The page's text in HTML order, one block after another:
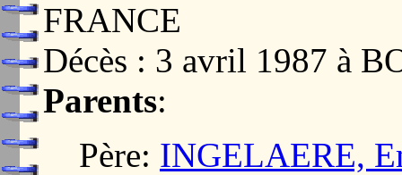
FRANCE
Décès : 3 avril 1987 à
Parents:
Père: INGELAERE,